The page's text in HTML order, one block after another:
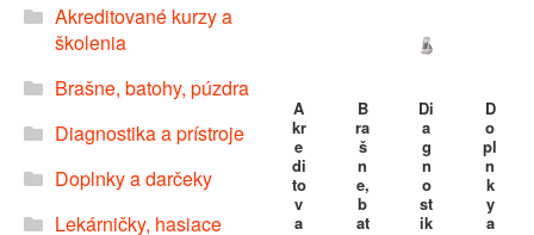
Akreditované kurzy a
školenia
Brašne, batohy, púzdra
Diagnostika a prístroje
Doplnky a darčeky
Lekárničky, hasiace
A
kr
e
di
to
v
a
B
ra
š
n
e,
b
at
Di
a
g
n
o
st
ik
D
o
pl
n
k
y
a